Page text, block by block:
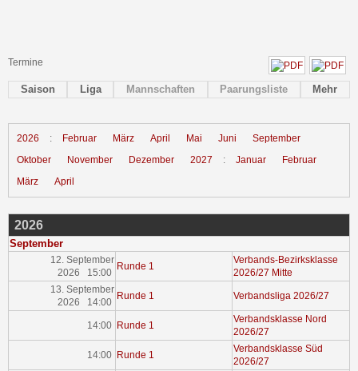
Termine
Saison Liga Mannschaften Paarungsliste Mehr
2026 : Februar März April Mai Juni
September
Oktober
November Dezember 2027 : Januar
Februar
März
April
2026
September
12. September
2026 15:00
Runde 1
Verbands-Bezirksklasse
2026/27 Mitte
13. September
2026 14:00
Runde 1 Verbandsliga 2026/27
14:00 Runde 1
Verbandsklasse Nord
2026/27
14:00 Runde 1
Verbandsklasse Süd
2026/27